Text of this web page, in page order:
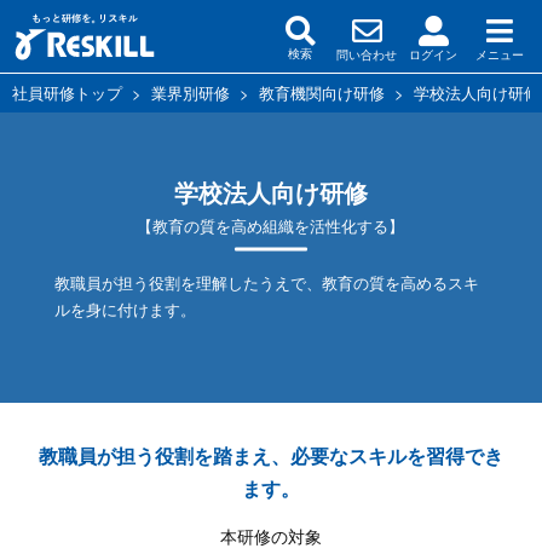
検索 問い合わせ ログイン メニュー
社員研修トップ> 業界別研修 > 教育機関向け研修 > 学校法人向け研修
学校法人向け研修
【教育の質を高め組織を活性化する】
教職員が担う役割を理解したうえで、教育の質を高めるスキ
ルを身に付けます。
教職員が担う役割を踏まえ、必要なスキルを習得でき
ます。
本研修の対象